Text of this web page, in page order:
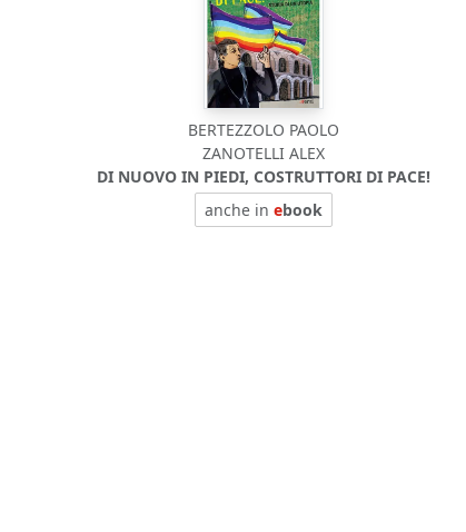
BERTEZZOLO PAOLO
ZANOTELLI ALEX
DI NUOVO IN PIEDI, COSTRUTTORI DI PACE!
anche in ebook